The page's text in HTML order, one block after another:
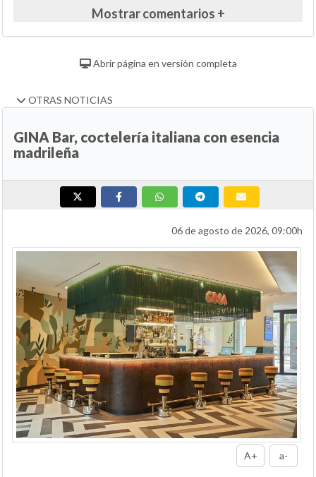
Mostrar comentarios +
Abrir página en versión completa
OTRAS NOTICIAS
GINA Bar, coctelería italiana con esencia
madrileña
06 de agosto de 2026, 09:00h
A+ a-